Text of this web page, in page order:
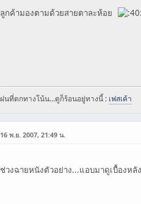
ลูกค้ามองตามด้วยสายตาละห้อย
ฝนที่ตกทางโน้น...ตูก็ร้อนอยู่ทางนี้ : เฟสเค้า
16 พ.ย. 2007, 21:49 น.
ช่วงฉายหนังตัวอย่าง...แอบมาดูเบื้องหลั